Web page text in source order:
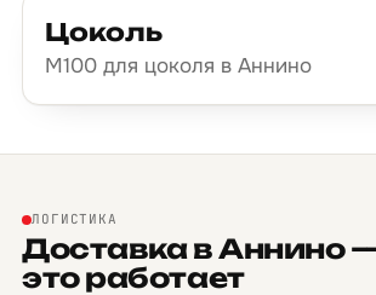
Цоколь
М100 для цоколя в Аннино
ЛОГИСТИКА
Доставка в Аннино
это работает